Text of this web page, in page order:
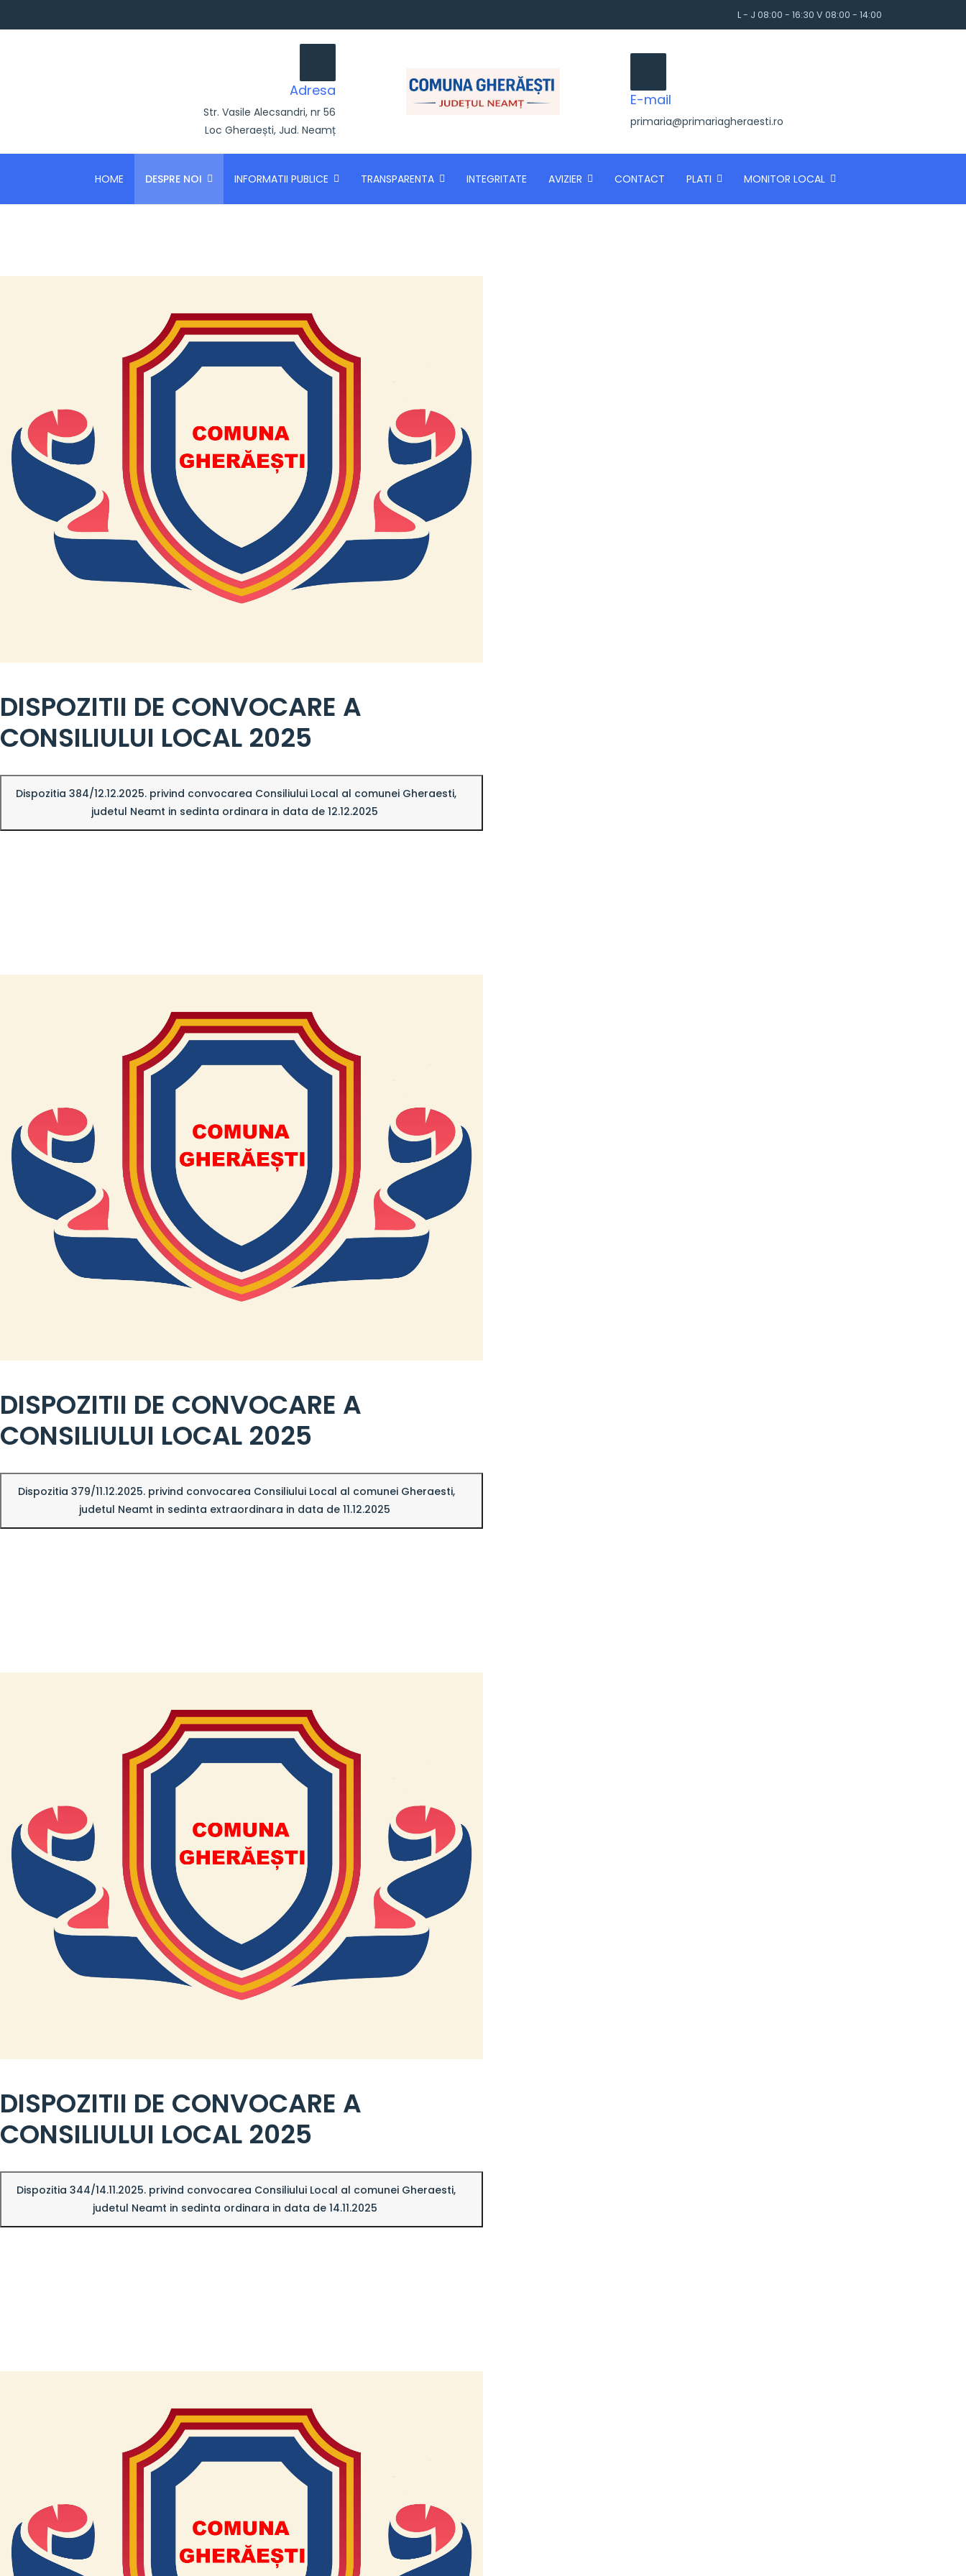
L - J 08:00 - 16:30 V 08:00 - 14:00
Adresa
Str. Vasile Alecsandri, nr 56
Loc Gheraești, Jud. Neamț
E-mail
primaria@primariagheraesti.ro
HOME DESPRE NOI INFORMATII PUBLICE TRANSPARENTA INTEGRITATE AVIZIER CONTACT PLATI MONITOR LOCAL
DISPOZITII DE CONVOCARE A
CONSILIULUI LOCAL 2025
Dispozitia 384/12.12.2025. privind convocarea Consiliului Local al comunei Gheraesti,
judetul Neamt in sedinta ordinara in data de 12.12.2025
DISPOZITII DE CONVOCARE A
CONSILIULUI LOCAL 2025
Dispozitia 379/11.12.2025. privind convocarea Consiliului Local al comunei Gheraesti,
judetul Neamt in sedinta extraordinara in data de 11.12.2025
DISPOZITII DE CONVOCARE A
CONSILIULUI LOCAL 2025
Dispozitia 344/14.11.2025. privind convocarea Consiliului Local al comunei Gheraesti,
judetul Neamt in sedinta ordinara in data de 14.11.2025